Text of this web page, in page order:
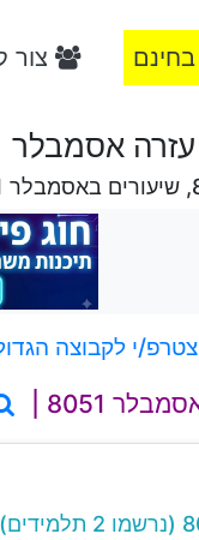
צור
עזרה אסמבלר 8051
י לקבוצה
8051 |